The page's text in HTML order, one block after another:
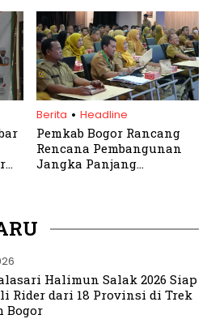
Berita . Headline
Pemkab Bogor Rancang
Rencana Pembangunan
Jangka Panjang
Halimun Salak 2026 Siap
Rider dari 18 Provinsi di Trek
Bogor